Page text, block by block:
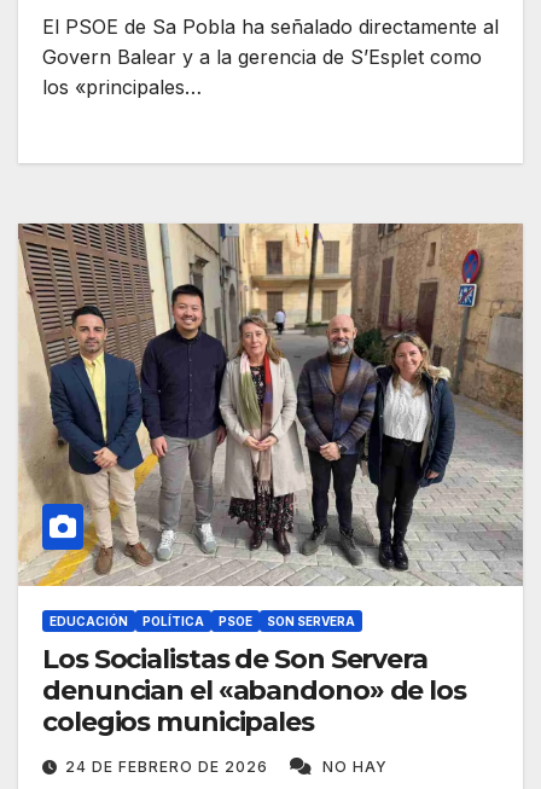
El PSOE de Sa Pobla ha señalado directamente al
Govern Balear y a la gerencia de S’Esplet como
los «principales…
EDUCACIÓN POLÍTICA PSOE SON SERVERA
Los Socialistas de Son Servera
denuncian el «abandono» de los
colegios municipales
24 DE FEBRERO DE 2026 NO HAY